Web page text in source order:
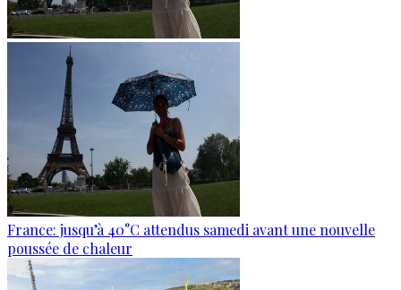
France: jusqu’à 40°C attendus samedi avant une nouvelle
poussée de chaleur